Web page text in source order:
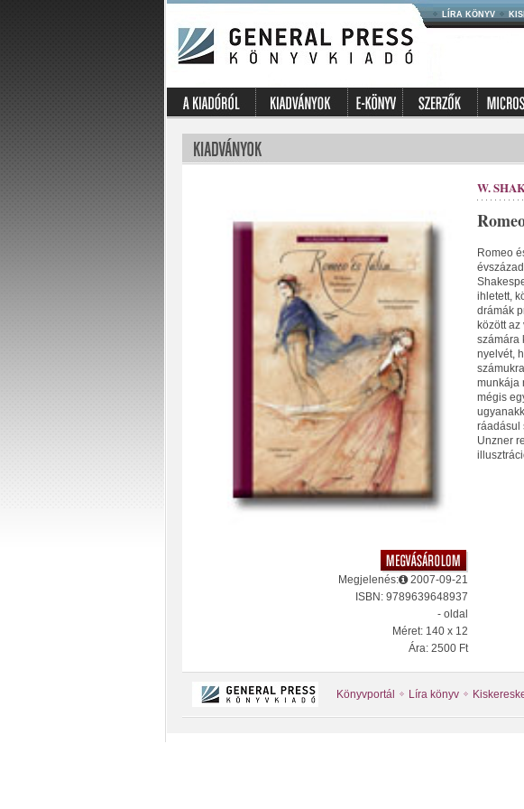
LÍRA KÖNYV
Megjelenés:
2007-09-21
ISBN: 9789639648937
- oldal
Méret: 140 x 12
Ára: 2500 Ft
W.
Romeo
ihletett,
drámák
között
számára
nyelvét,
munkája
mégis
ráadásul
Unzner
Könyvportál Líra könyv